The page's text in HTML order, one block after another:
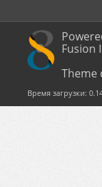
Fusion
Theme
Время загрузки: